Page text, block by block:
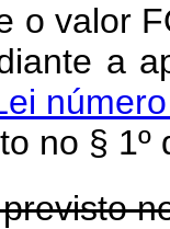
o valor
a
no § 1º